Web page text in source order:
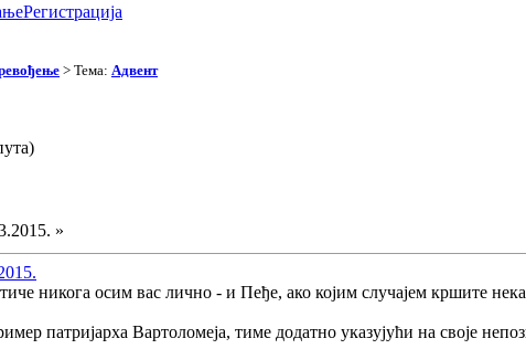
Регистрација
> Тема: Адвент
»
никога осим вас лично - и Пеђе, ако којим случајем кршите
патријарха Вартоломеја, тиме додатно указујући на своје